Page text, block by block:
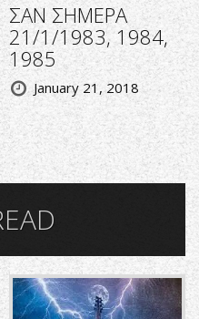
ΣΑΝ ΣΗΜΕΡΑ
21/1/1983, 1984,
1985
January 21, 2018